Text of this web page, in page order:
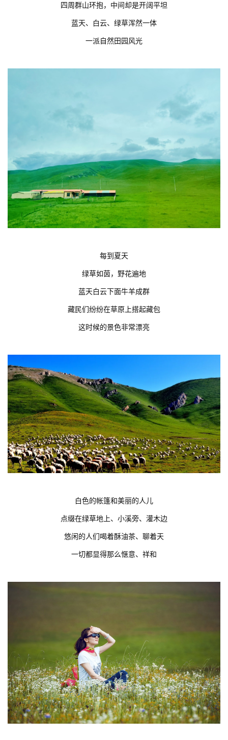
四周群山环抱，中间却是开阔平坦
蓝天、白云、绿草浑然一体
一派自然田园风光
每到夏天
绿草如茵，野花遍地
蓝天白云下面牛羊成群
藏民们纷纷在草原上搭起藏包
这时候的景色非常漂亮
白色的帐篷和美丽的人儿
点缀在绿草地上、小溪旁、灌木边
悠闲的人们喝着酥油茶、聊着天
一切都显得那么惬意、祥和